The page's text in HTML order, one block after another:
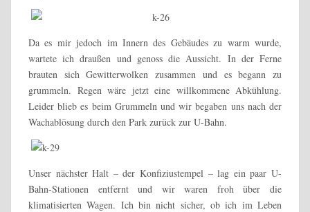
Da es mir jedoch im Innern des Gebäudes zu warm wurde,
wartete ich draußen und genoss die Aussicht. In der Ferne
brauten sich Gewitterwolken zusammen und es begann zu
grummeln. Regen wäre jetzt eine willkommene Abkühlung.
Leider blieb es beim Grummeln und wir begaben uns nach der
Wachablösung durch den Park zurück zur U-Bahn.
Unser nächster Halt – der Konfiziustempel – lag ein paar U-
Bahn-Stationen entfernt und wir waren froh über die
klimatisierten Wagen. Ich bin nicht sicher, ob ich im Leben